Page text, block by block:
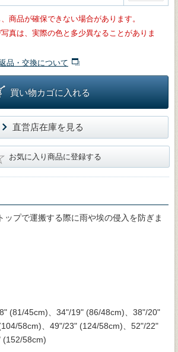
商品が確保できない場合があります。
真は、実際の色と多少異なることがありま
品・交換について
買い物カゴに入れる
直営店在庫を見る
お気に入り商品に登録する
ップで運搬する際に雨や埃の侵入を防ぎま
(81/45cm)、34"/19" (86/48cm)、38"/20"
58cm)、49"/23" (124/58cm)、52"/22"
(152/58cm)